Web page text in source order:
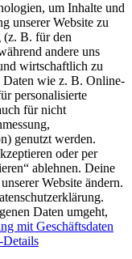
um Inhalte und
unserer Website zu
(z. B. für den
andere uns
wirtschaftlich zu
Daten wie z. B. Online-
personalisierte
für nicht
genutzt werden.
oder per
ablehnen. Deine
Website ändern.
Daten umgeht,
mit Geschäftsdaten